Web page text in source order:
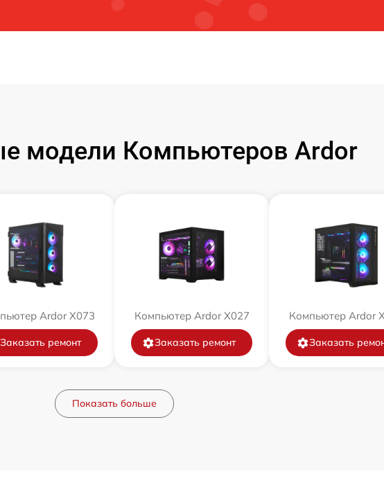
модели Компьютеров Ardor
Ardor X073
Заказать ремонт
Компьютер Ardor X027
Заказать ремонт
Компьютер Ardor
Заказать
Показать больше